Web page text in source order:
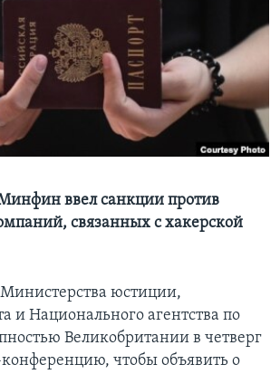
ввел санкции против
связанных с хакерской
юстиции,
и Национального агентства по
Великобритании в четверг
конференцию, чтобы объявить о